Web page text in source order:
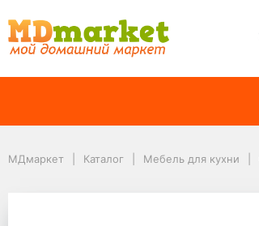
Столы для кухни
Обеденные столы
МДмаркет Каталог Мебель для кухни